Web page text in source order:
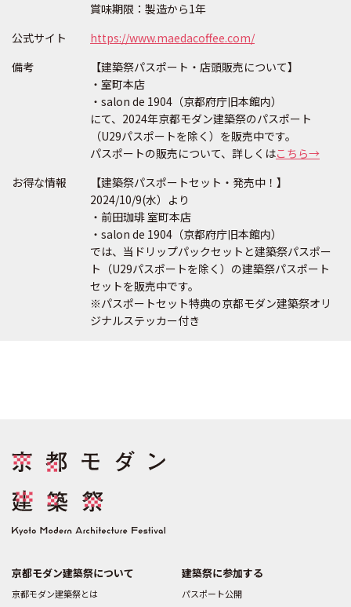
賞味期限：製造から1年
公式サイト
https://www.maedacoffee.com/
備考
【建築祭パスポート・店頭販売について】
・室町本店
・salon de 1904（京都府庁旧本館内）
にて、2024年京都モダン建築祭のパスポート
（U29パスポートを除く）を販売中です。
パスポートの販売について、詳しくはこちら→
お得な情報
【建築祭パスポートセット・発売中！】
2024/10/9(水）より
・前田珈琲 室町本店
・salon de 1904（京都府庁旧本館内）
では、当ドリップパックセットと建築祭パスポー
ト（U29パスポートを除く）の建築祭パスポート
セットを販売中です。
※パスポートセット特典の京都モダン建築祭オリ
ジナルステッカー付き
京都モダン建築祭について
京都モダン建築祭とは
建築祭に参加する
パスポート公開